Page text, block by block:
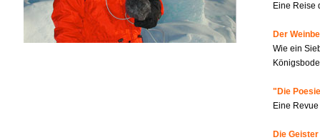
Eine Reise
Der
Wie ein
"Die
Eine
Die